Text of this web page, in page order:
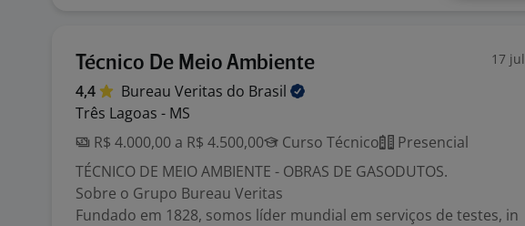
Técnico De Meio Ambiente 17 jul
4,4 Bureau Veritas do Brasil
Três Lagoas - MS
R$ 4.000,00 a R$ 4.500,00
Curso Técnico
Presencial
TÉCNICO DE MEIO AMBIENTE - OBRAS DE GASODUTOS.
Sobre o Grupo Bureau Veritas
Fundado em 1828, somos líder mundial em serviços de testes, in